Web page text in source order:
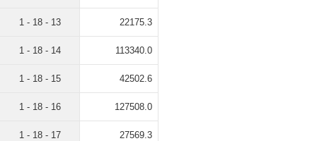
1 - 18 - 13 22175.3
1 - 18 - 14 113340.0
1 - 18 - 15 42502.6
1 - 18 - 16 127508.0
1 - 18 - 17 27569.3